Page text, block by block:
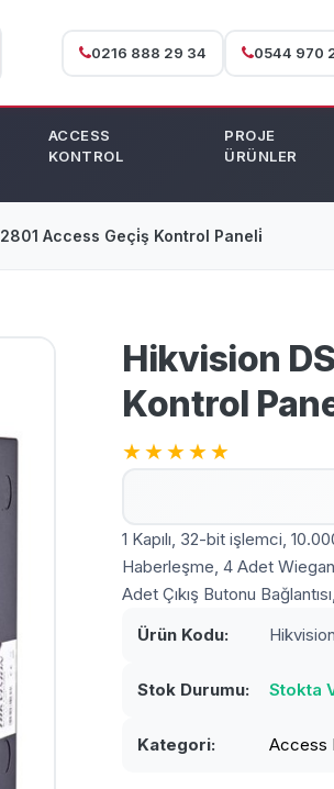
0216 888 29 34 0544 970
ACCESS
KONTROL
PROJE
ÜRÜNLER
Access Geçi̇ş Kontrol Paneli̇
Hikvision
Kontrol
★★★★★
1 Kapılı, 32-bit işlemci,
Haberleşme, 4 Adet
Adet Çıkış Butonu
Ürün Kodu:
Hikvision
Stok Durumu: Stokta
Kategori: Access